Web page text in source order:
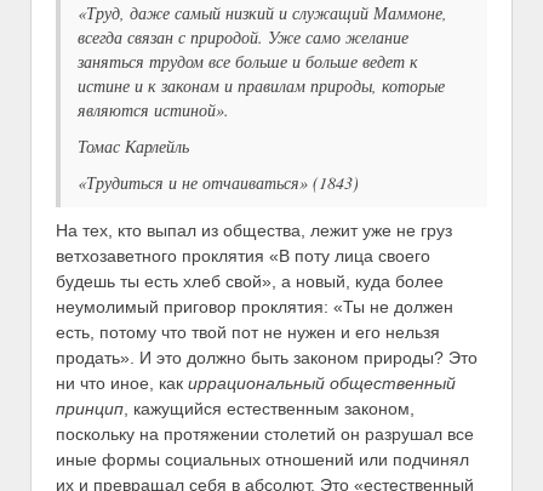
«Труд, даже самый низкий и служащий Маммоне,
всегда связан с природой. Уже само желание
заняться трудом все больше и больше ведет к
истине и к законам и правилам природы, которые
являются истиной».
Томас Карлейль
«Трудиться и не отчаиваться» (1843)
На тех, кто выпал из общества, лежит уже не груз
ветхозаветного проклятия «В поту лица своего
будешь ты есть хлеб свой», а новый, куда более
неумолимый приговор проклятия: «Ты не должен
есть, потому что твой пот не нужен и его нельзя
продать». И это должно быть законом природы? Это
ни что иное, как иррациональный общественный
принцип, кажущийся естественным законом,
поскольку на протяжении столетий он разрушал все
иные формы социальных отношений или подчинял
их и превращал себя в абсолют. Это «естественный